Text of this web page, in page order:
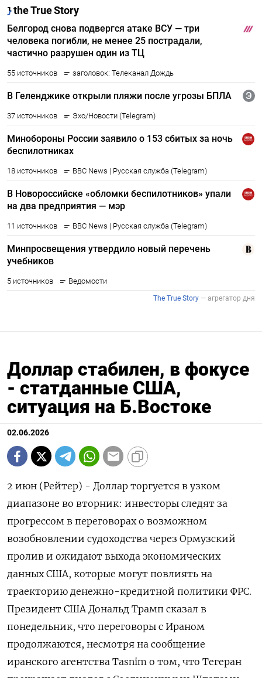
Доллар стабилен, в фокусе
- статданные США,
ситуация на Б.Востоке
02.06.2026
2 июн (Рейтер) - Доллар торгуется в узком
диапазоне во вторник: инвесторы следят за
прогрессом в переговорах о возможном
возобновлении судоходства через Ормузский
пролив и ожидают выхода экономических
данных США, ‌которые могут повлиять на
траекторию денежно-кредитной политики ФРС.
Президент США Дональд Трамп сказал в
понедельник, что переговоры с Ираном
продолжаются, несмотря на сообщение
иранского агентства Tasnim о том, что ​Тегеран